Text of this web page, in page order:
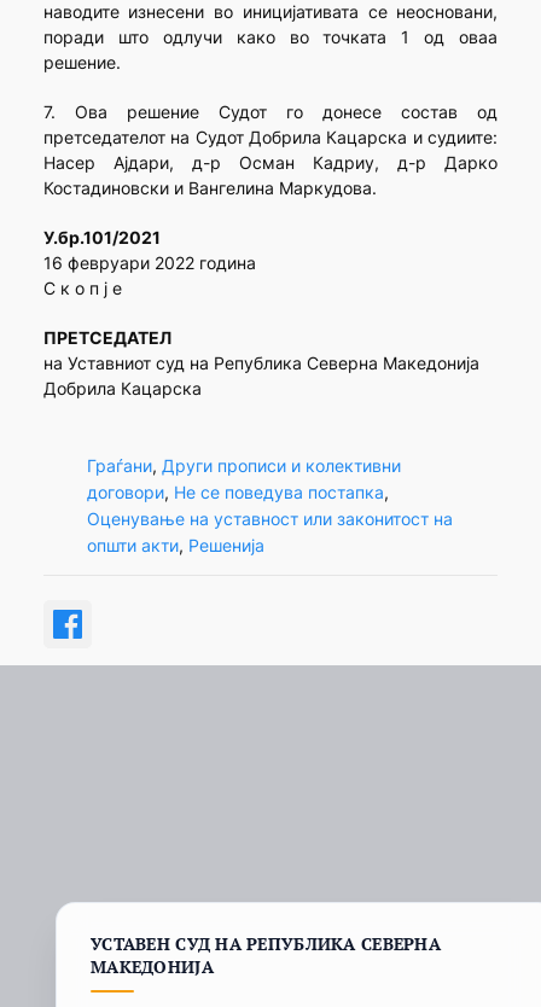
наводите изнесени во иницијативата се неосновани,
поради што одлучи како во точката 1 од оваа
решение.
7. Ова решение Судот го донесе состав од
претседателот на Судот Добрила Кацарска и судиите:
Насер Ајдари, д-р Осман Кадриу, д-р Дарко
Костадиновски и Вангелина Маркудова.
У.бр.101/2021
16 февруари 2022 година
С к о п ј е
ПРЕТСЕДАТЕЛ
на Уставниот суд на Република Северна Македонија
Добрила Кацарска
Граѓани, Други прописи и колективни
договори, Не се поведува постапка
Оценување на уставност или законитост на
општи акти, Решенија
УСТАВЕН СУД НА РЕПУБЛИКА СЕВЕРНА
МАКЕДОНИЈА